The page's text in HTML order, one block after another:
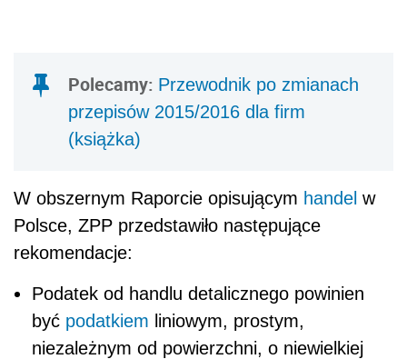
Polecamy: Przewodnik po zmianach
przepisów 2015/2016 dla firm
(książka)
W obszernym Raporcie opisującym handel w
Polsce, ZPP przedstawiło następujące
rekomendacje:
Podatek od handlu detalicznego powinien
być podatkiem liniowym, prostym,
niezależnym od powierzchni, o niewielkiej